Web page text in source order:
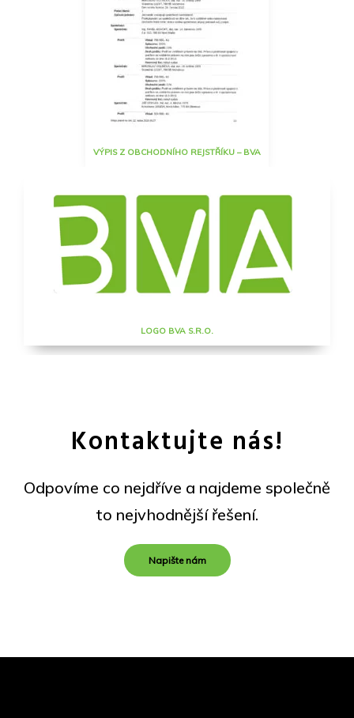
VÝPIS Z OBCHODNÍHO REJSTŘÍKU – BVA
LOGO BVA S.R.O.
Kontaktujte nás!
Odpovíme co nejdříve a najdeme společně
to nejvhodnější řešení.
Napište nám